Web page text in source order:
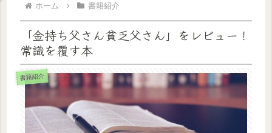
ホーム 書籍紹介
「金持ち父さん貧乏父さん」をレビュー！
常識を覆す本
書籍紹介